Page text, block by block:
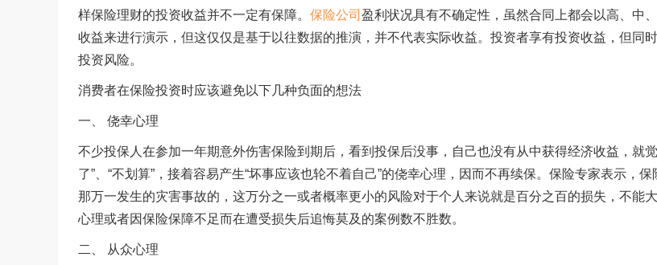
样保险理财的投资收益并不一定有保障。 保险公司 盈利状况具有不确定性，虽然合同上都会以高、中
收益来进行演示，但这仅仅是基于以往数据的推演，并不代表实际收益。投资者享有投资收益，但同
投资风险。
消费者在保险投资时应该避免以下几种负面的想法
一、 侥幸心理
不少投保人在参加一年期意外伤害保险到期后，看到投保后没事，自己也没有从中获得经济收益，就
了”、“不划算”，接着容易产生“坏事应该也轮不着自己”的侥幸心理，因而不再续保。保险专家表示，
那万一发生的灾害事故的，这万分之一或者概率更小的风险对于个人来说就是百分之百的损失，不能
心理或者因保险保障不足而在遭受损失后追悔莫及的案例数不胜数。
二、 从众心理